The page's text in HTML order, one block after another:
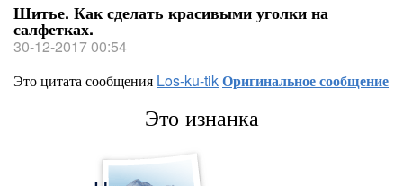
Шитье. Как сделать красивыми уголки на
салфетках.
30-12-2017 00:54
Это цитата сообщения Los-ku-tikОригинальное сообщение
Это изнанка